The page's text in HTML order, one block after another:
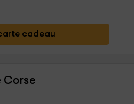
cadeau
Corse